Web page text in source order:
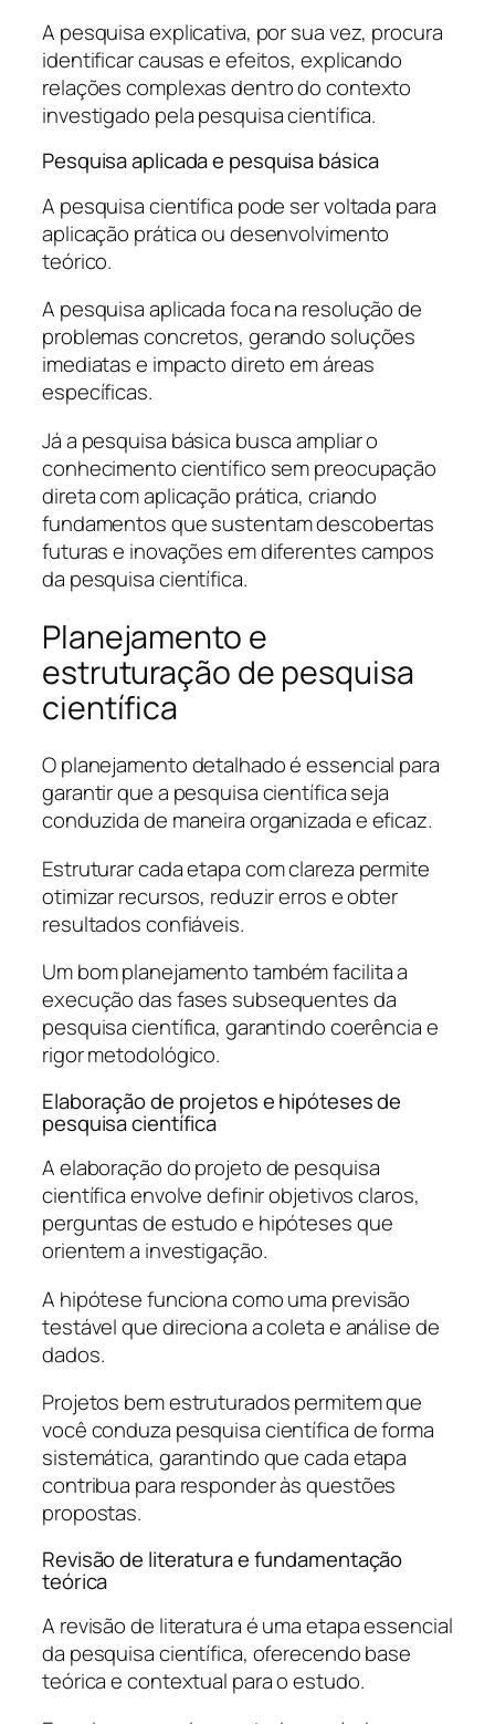
A pesquisa explicativa, por sua vez, procura
identificar causas e efeitos, explicando
relações complexas dentro do contexto
investigado pela pesquisa científica.
Pesquisa aplicada e pesquisa básica
A pesquisa científica pode ser voltada para
aplicação prática ou desenvolvimento
teórico.
A pesquisa aplicada foca na resolução de
problemas concretos, gerando soluções
imediatas e impacto direto em áreas
específicas.
Já a pesquisa básica busca ampliar o
conhecimento científico sem preocupação
direta com aplicação prática, criando
fundamentos que sustentam descobertas
futuras e inovações em diferentes campos
da pesquisa científica.
Planejamento e
estruturação de pesquisa
científica
O planejamento detalhado é essencial para
garantir que a pesquisa científica seja
conduzida de maneira organizada e eficaz.
Estruturar cada etapa com clareza permite
otimizar recursos, reduzir erros e obter
resultados confiáveis.
Um bom planejamento também facilita a
execução das fases subsequentes da
pesquisa científica, garantindo coerência e
rigor metodológico.
Elaboração de projetos e hipóteses de
pesquisa científica
A elaboração do projeto de pesquisa
científica envolve definir objetivos claros,
perguntas de estudo e hipóteses que
orientem a investigação.
A hipótese funciona como uma previsão
testável que direciona a coleta e análise de
dados.
Projetos bem estruturados permitem que
você conduza pesquisa científica de forma
sistemática, garantindo que cada etapa
contribua para responder às questões
propostas.
Revisão de literatura e fundamentação
teórica
A revisão de literatura é uma etapa essencial
da pesquisa científica, oferecendo base
teórica e contextual para o estudo.